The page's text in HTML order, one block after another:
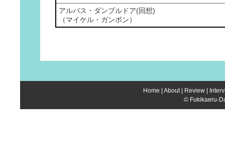
アルバス・ダンブルドア(回想)
（マイケル・ガンボン）
Home About| Review
© Fukikaeru-